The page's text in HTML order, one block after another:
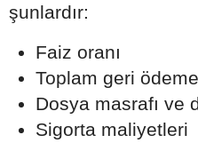
şunlardır:
Faiz oranı
Toplam geri
Dosya masrafı ve
Sigorta maliyetleri